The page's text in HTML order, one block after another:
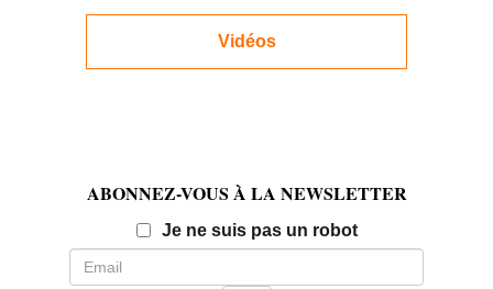
Vidéos
ABONNEZ-VOUS À LA NEWSLETTER
Je ne suis pas un robotEmail